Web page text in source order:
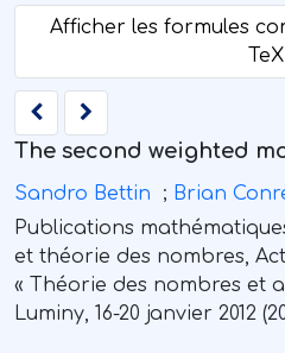
The second weighted
Sandro Bettin ; Brian
Publications
et théorie des nombres,
« Théorie des nombres et
Luminy, 16-20 janvier 2012